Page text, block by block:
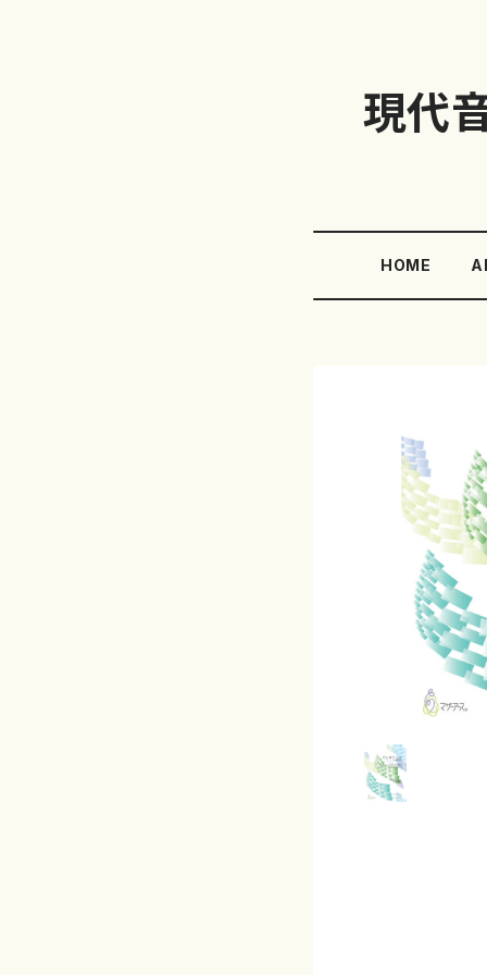
現代
HOME